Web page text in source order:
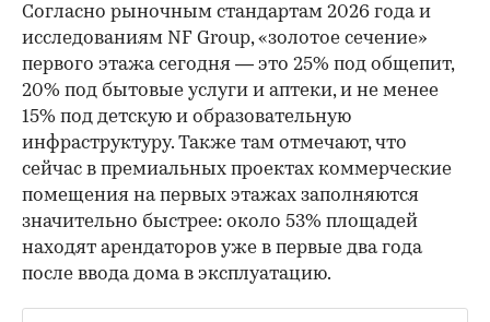
Согласно рыночным стандартам 2026 года и
исследованиям NF Group, «золотое сечение»
первого этажа сегодня — это 25% под общепит,
20% под бытовые услуги и аптеки, и не менее
15% под детскую и образовательную
инфраструктуру. Также там отмечают, что
сейчас в премиальных проектах коммерческие
помещения на первых этажах заполняются
значительно быстрее: около 53% площадей
находят арендаторов уже в первые два года
после ввода дома в эксплуатацию.